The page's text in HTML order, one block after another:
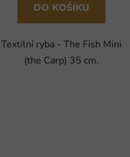
DO KOŠÍKU
Textilní ryba - The Fish Mini
(the Carp) 35 cm.